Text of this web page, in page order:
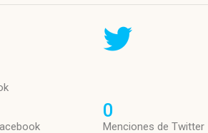
0
Menciones de Twitter